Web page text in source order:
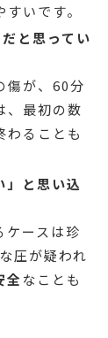
いです。
と思ってい
傷が、60分
、最初の数
わることも
」と思い込
ケースは珍
圧が疑われ
全 なことも